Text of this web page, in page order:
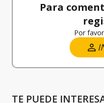
Para
Por
TE PUEDE